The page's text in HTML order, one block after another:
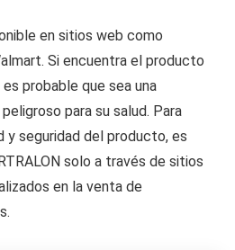
en sitios web como
Si encuentra el producto
probable que sea una
para su salud. Para
y seguridad del producto, es
solo a través de sitios
en la venta de